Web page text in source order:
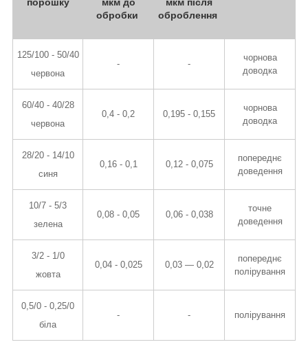
обробки
оброблення
125/100 - 50/40
червона
- -
чорнова
доводка
60/40 - 40/28
червона
0,4 - 0,2 0,195 - 0,155
чорнова
доводка
28/20 - 14/10
синя
0,16 - 0,1 0,12 - 0,075
попереднє
доведення
10/7 - 5/3
зелена
0,08 - 0,05 0,06 - 0,038
точне
доведення
3/2 - 1/0
жовта
0,04 - 0,025 0,03 — 0,02
попереднє
полірування
0,5/0 - 0,25/0
біла
- - полірування